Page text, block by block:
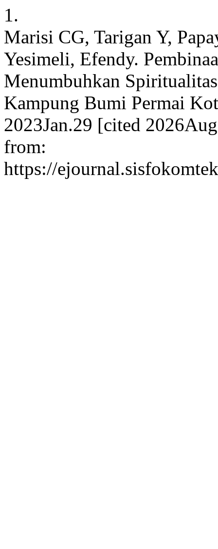
1.
Marisi CG, Tarigan Y,
Yesimeli, Efendy.
Menumbuhkan
Kampung Bumi Permai
2023Jan.29 [cited
from:
https://